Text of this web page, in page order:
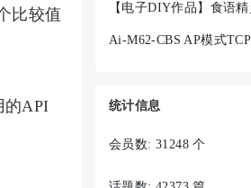
比较值
的API
统计信息
会员数: 31248 个